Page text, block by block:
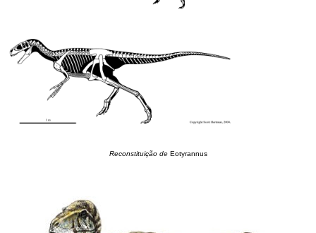
Reconstituição deEotyrannus